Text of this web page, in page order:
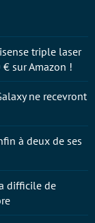
triple laser
sur Amazon !
ne recevront
à deux de ses
difficile de